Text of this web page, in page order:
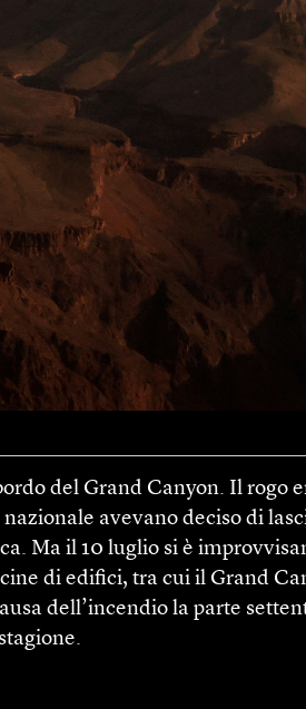
del Grand Canyon. Il rogo
avevano deciso di
Ma il 10 luglio si è
di edifici, tra cui il Grand
dell’incendio la parte